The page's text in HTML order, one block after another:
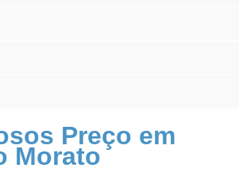
Preço em
Morato